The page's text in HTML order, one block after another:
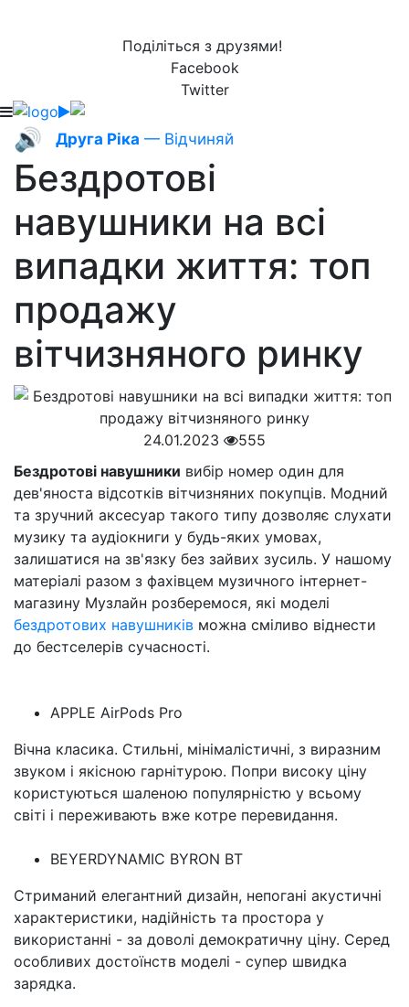
Поділіться з друзями!
Facebook
Twitter
🔊 Друга Ріка — Відчиняй
Бездротові
навушники на всі
випадки життя: топ
продажу
вітчизняного ринку
24.01.2023
555
Бездротові навушники вибір номер один для
дев'яноста відсотків вітчизняних покупців. Модний
та зручний аксесуар такого типу дозволяє слухати
музику та аудіокниги у будь-яких умовах,
залишатися на зв'язку без зайвих зусиль. У нашому
матеріалі разом з фахівцем музичного інтернет-
магазину Музлайн розберемося, які моделі
бездротових навушників можна сміливо віднести
до бестселерів сучасності.
APPLE AirPods Pro
Вічна класика. Стильні, мінімалістичні, з виразним
звуком і якісною гарнітурою. Попри високу ціну
користуються шаленою популярністю у всьому
світі і переживають вже котре перевидання.
BEYERDYNAMIC BYRON BT
Стриманий елегантний дизайн, непогані акустичні
характеристики, надійність та простора у
використанні - за доволі демократичну ціну. Серед
особливих достоїнств моделі - супер швидка
зарядка.